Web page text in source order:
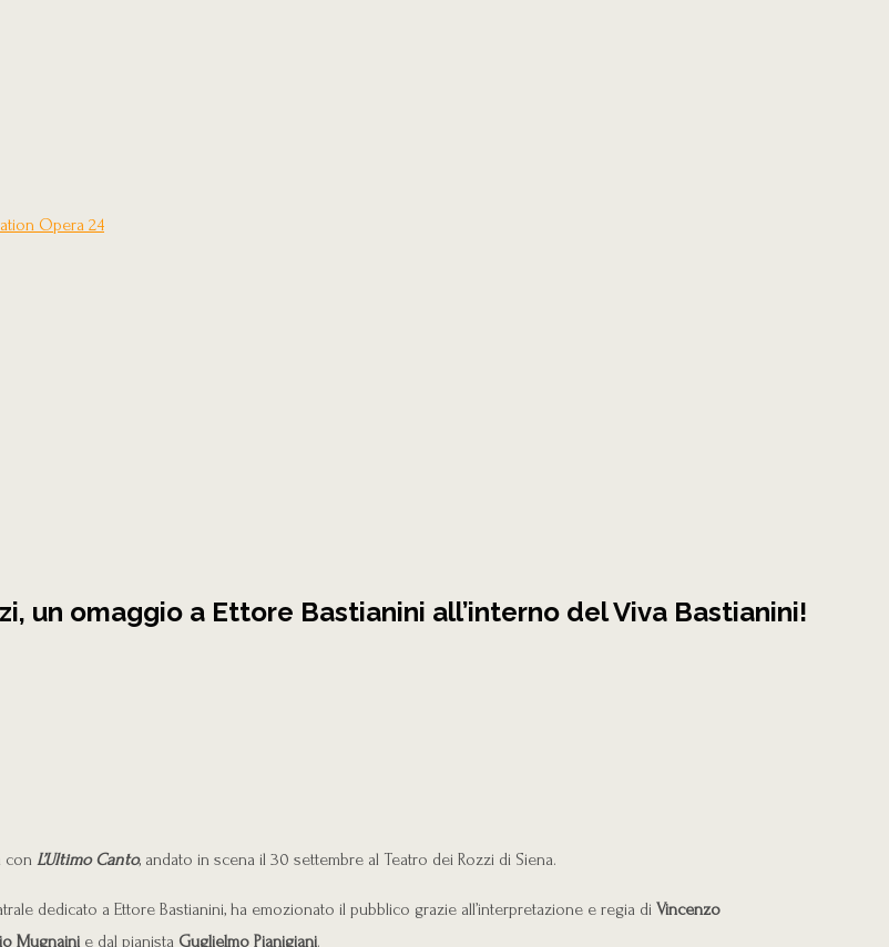
Opera 24
un omaggio a Ettore Bastianini all’interno del Viva Bastianini!
con L’Ultimo Canto, andato in scena il 30 settembre al Teatro dei Rozzi di Siena.
dedicato a Ettore Bastianini, ha emozionato il pubblico grazie all’interpretazione e regia di Vincenzo
Mugnaini e dal pianista Guglielmo Pianigiani.